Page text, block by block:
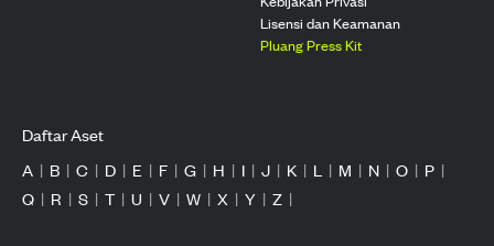
Lisensi dan Keamanan
Pluang Press Kit
Daftar Aset
A | B | C | D | E | F | G | H | I | J | K | L | M | N | O | P |
Q | R | S | T | U | V | W | X | Y | Z |